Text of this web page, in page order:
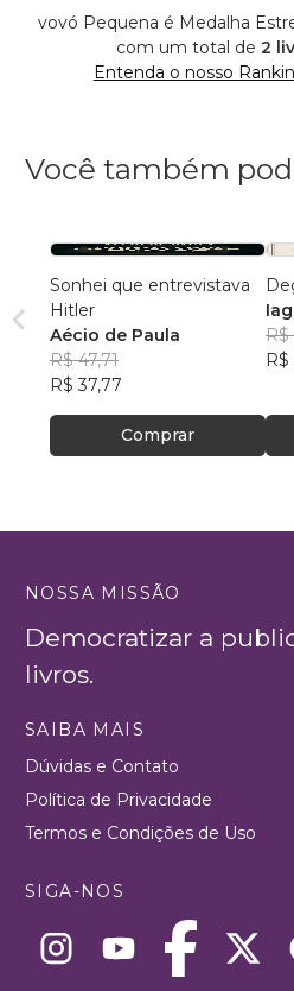
vovó Pequena é Medalha
com um total de 2
Entenda o nosso
Você também
Sonhei que entrevistava
Hitler
Aécio de Paula
R$ 47,71
R$ 37,77
Comprar
R$
R$
NOSSA MISSÃO
Democratizar a
livros.
SAIBA MAIS
Dúvidas e Contato
Política de Privacidade
Termos e Condições de Uso
SIGA-NOS